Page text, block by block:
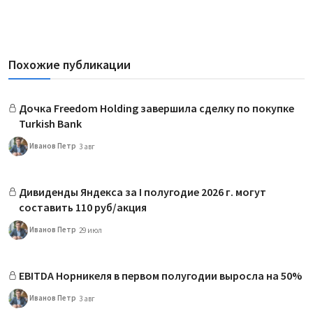
Похожие публикации
Дочка Freedom Holding завершила сделку по покупке
Turkish Bank
Иванов Петр 3 авг
Дивиденды Яндекса за I полугодие 2026 г. могут
составить 110 руб/акция
Иванов Петр 29 июл
EBITDA Норникеля в первом полугодии выросла на 50%
Иванов Петр 3 авг